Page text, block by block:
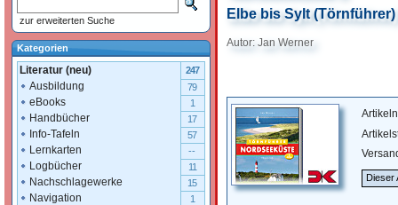
Elbe bis Sylt (Törnführer)
Autor: Jan Werner
Dieser
zur erweiterten Suche
Kategorien
Literatur (neu) 247
Ausbildung 79
eBooks 1
Handbücher 17
Info-Tafeln 57
Lernkarten --
Logbücher 11
Nachschlagewerke 15
Navigation 1